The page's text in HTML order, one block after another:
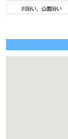
川沿い、公園沿い